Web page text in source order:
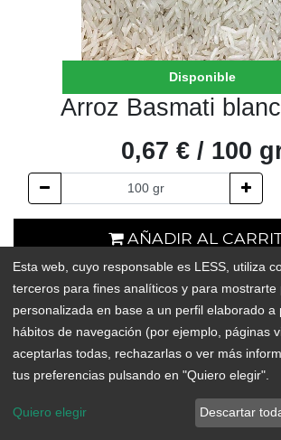
Disponible
Arroz Basmati
0,67 € / 100
AÑADIR AL
En existencias
Add to Wishlist
El arroz Basmati es uno de los más
como la variedad más utilizada en la India.
principalmente por ser un arroz de grano fino
Esta web, cuyo responsable es LESS, utiliza
terceros para fines analíticos y para mostrarte
personalizada en base a un perfil elaborado a
hábitos de navegación (por ejemplo, páginas
aceptarlas todas, rechazarlas o ver más
tus preferencias pulsando en "Quiero elegir".
Quiero elegir Descartar